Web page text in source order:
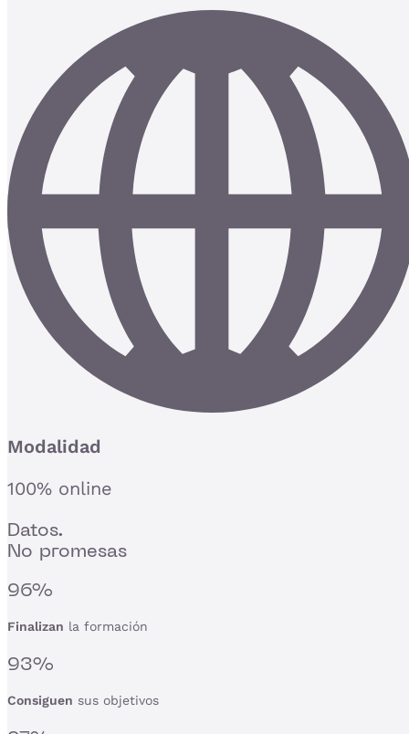
Modalidad
100% online
Datos.
No promesas
96%
Finalizan la formación
93%
Consiguen sus objetivos